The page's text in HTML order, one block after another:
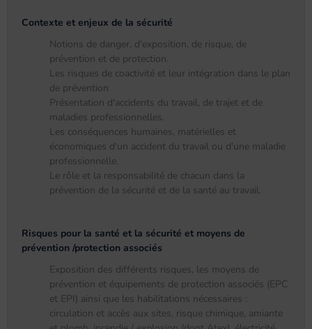
Contexte et enjeux de la sécurité
Notions de danger, d'exposition, de risque, de
prévention et de protection.
Les risques de coactivité et leur intégration dans le plan
de prévention
Présentation d'accidents du travail, de trajet et de
maladies professionnelles.
Les conséquences humaines, matérielles et
économiques d'un accident du travail ou d'une maladie
professionnelle.
Le rôle et la responsabilité de chacun dans la
prévention de la sécurité et de la santé au travail.
Risques pour la santé et la sécurité et moyens de
prévention /protection associés
Exposition des différents risques, les moyens de
prévention et équipements de protection associés (EPC
et EPI) ainsi que les habilitations nécessaires :
circulation et accès aux sites, risque chimique, amiante